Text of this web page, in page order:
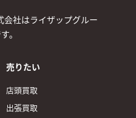
会社はライザップグルー
。
売りたい
店頭買取
出張買取